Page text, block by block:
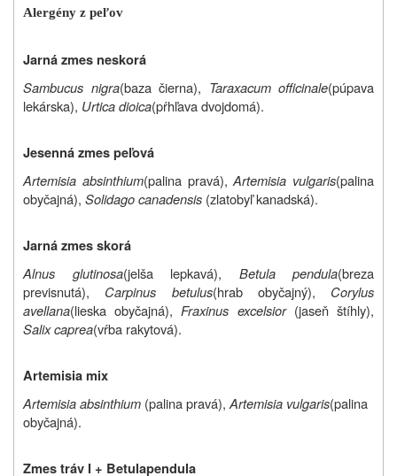
Alergény z peľov
Jarná zmes neskorá
Sambucus nigra(baza čierna), Taraxacum officinale(púpava
lekárska), Urtica dioica(pŕhľava dvojdomá).
Jesenná zmes peľová
Artemisia absinthium(palina pravá), Artemisia vulgaris(palina
obyčajná), Solidago canadensis (zlatobyľ kanadská).
Jarná zmes skorá
Alnus glutinosa(jelša lepkavá), Betula pendula(breza
previsnutá),
Carpinus betulus(hrab obyčajný),
Corylus
avellana(lieska obyčajná), Fraxinus excelsior (jaseň štíhly),
Salix caprea(vŕba rakytová).
Artemisia mix
Artemisia absinthium (palina pravá), Artemisia vulgaris(palina
obyčajná).
Zmes tráv I + Betulapendula